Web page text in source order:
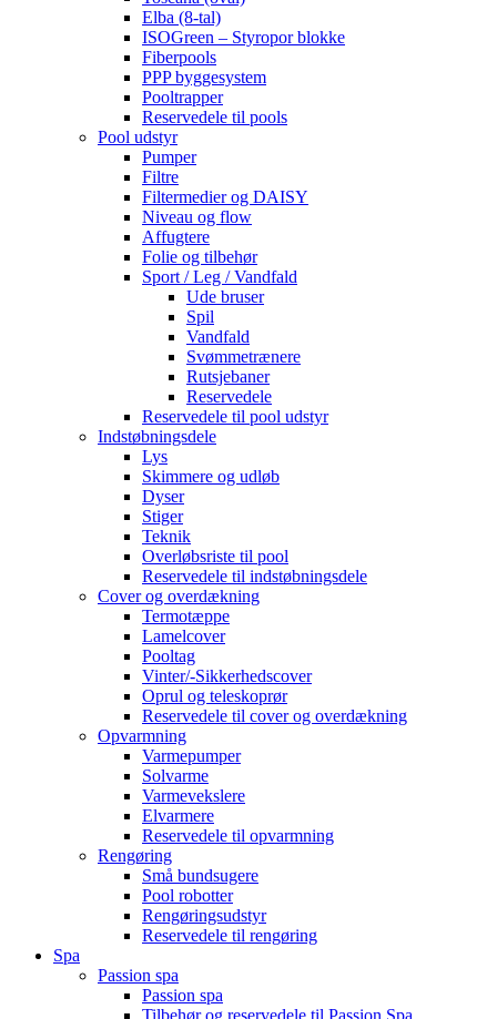
Elba (8-tal)
ISOGreen – Styropor blokke
Fiberpools
PPP byggesystem
Pooltrapper
Reservedele til pools
Pool udstyr
Pumper
Filtre
Filtermedier og DAISY
Niveau og flow
Affugtere
Folie og tilbehør
Sport / Leg / Vandfald
Ude bruser
Spil
Vandfald
Svømmetrænere
Rutsjebaner
Reservedele
Reservedele til pool udstyr
Indstøbningsdele
Lys
Skimmere og udløb
Dyser
Stiger
Teknik
Overløbsriste til pool
Reservedele til indstøbningsdele
Cover og overdækning
Termotæppe
Lamelcover
Pooltag
Vinter/-Sikkerhedscover
Oprul og teleskoprør
Reservedele til cover og overdækning
Opvarmning
Varmepumper
Solvarme
Varmevekslere
Elvarmere
Reservedele til opvarmning
Rengøring
Små bundsugere
Pool robotter
Rengøringsudstyr
Reservedele til rengøring
Spa
Passion spa
Passion spa
Tilbehør og reservedele til Passion Spa